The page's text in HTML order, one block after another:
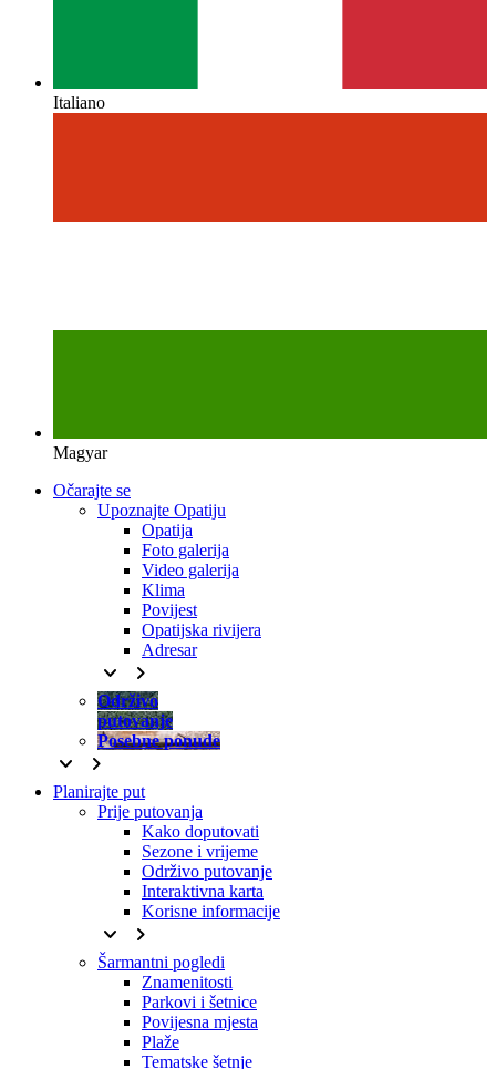
Italiano
Magyar
Očarajte se
Upoznajte Opatiju
Opatija
Foto galerija
Video galerija
Klima
Povijest
Opatijska rivijera
Adresar
keyboard_arrow_down keyboard_arrow_right
Održivo
putovanje
Posebne ponude
keyboard_arrow_down keyboard_arrow_right
Planirajte put
Prije putovanja
Kako doputovati
Sezone i vrijeme
Održivo putovanje
Interaktivna karta
Korisne informacije
keyboard_arrow_down keyboard_arrow_right
Šarmantni pogledi
Znamenitosti
Parkovi i šetnice
Povijesna mjesta
Plaže
Tematske šetnje